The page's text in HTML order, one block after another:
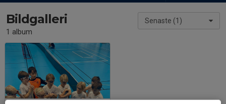
Senaste (1)
Bildgalleri
1 album